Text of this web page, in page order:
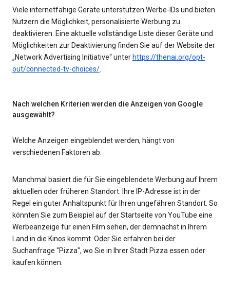
Viele internetfähige Geräte unterstützen Werbe-IDs und bieten
Nutzern die Möglichkeit, personalisierte Werbung zu
deaktivieren. Eine aktuelle vollständige Liste dieser Geräte und
Möglichkeiten zur Deaktivierung finden Sie auf der Website der
„Network Advertising Initiative“ unter https://thenai.org/opt-
out/connected-tv-choices/.
Nach welchen Kriterien werden die Anzeigen von Google
ausgewählt?
Welche Anzeigen eingeblendet werden, hängt von
verschiedenen Faktoren ab.
Manchmal basiert die für Sie eingeblendete Werbung auf Ihrem
aktuellen oder früheren Standort. Ihre IP-Adresse ist in der
Regel ein guter Anhaltspunkt für Ihren ungefähren Standort. So
könnten Sie zum Beispiel auf der Startseite von YouTube eine
Werbeanzeige für einen Film sehen, der demnächst in Ihrem
Land in die Kinos kommt. Oder Sie erfahren bei der
Suchanfrage "Pizza", wo Sie in Ihrer Stadt Pizza essen oder
kaufen können.